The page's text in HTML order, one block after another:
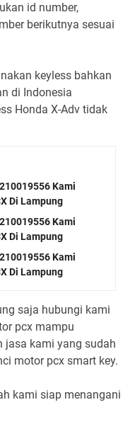
id number,
berikutnya sesuai
keyless bahkan
di Indonesia
Honda X-Adv tidak
Kami
Di Lampung
Kami
Di Lampung
Kami
Di Lampung
saja hubungi kami
pcx mampu
jasa kami yang sudah
motor pcx smart key.
kami siap menangani